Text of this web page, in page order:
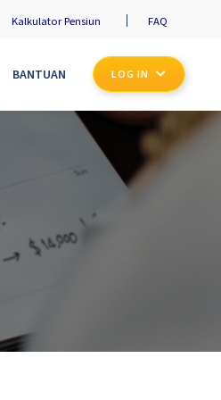
Kalkulator Pensiun FAQ
BANTUAN LOG IN